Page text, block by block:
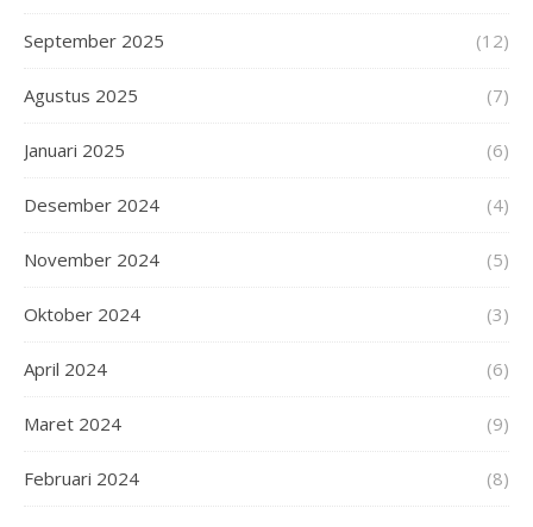
September 2025 (12)
Agustus 2025 (7)
Januari 2025 (6)
Desember 2024 (4)
November 2024 (5)
Oktober 2024 (3)
April 2024 (6)
Maret 2024 (9)
Februari 2024 (8)